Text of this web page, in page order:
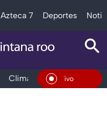
Azteca 7 Deportes
Clima Tráfico
En Vivo